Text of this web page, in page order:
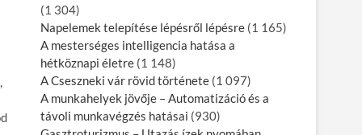
(1 304)
Napelemek telepítése lépésről lépésre (1 165)
A mesterséges intelligencia hatása a
hétköznapi életre (1 148)
A Cseszneki vár rövid története (1 097)
A munkahelyek jövője – Automatizáció és a
távoli munkavégzés hatásai (930)